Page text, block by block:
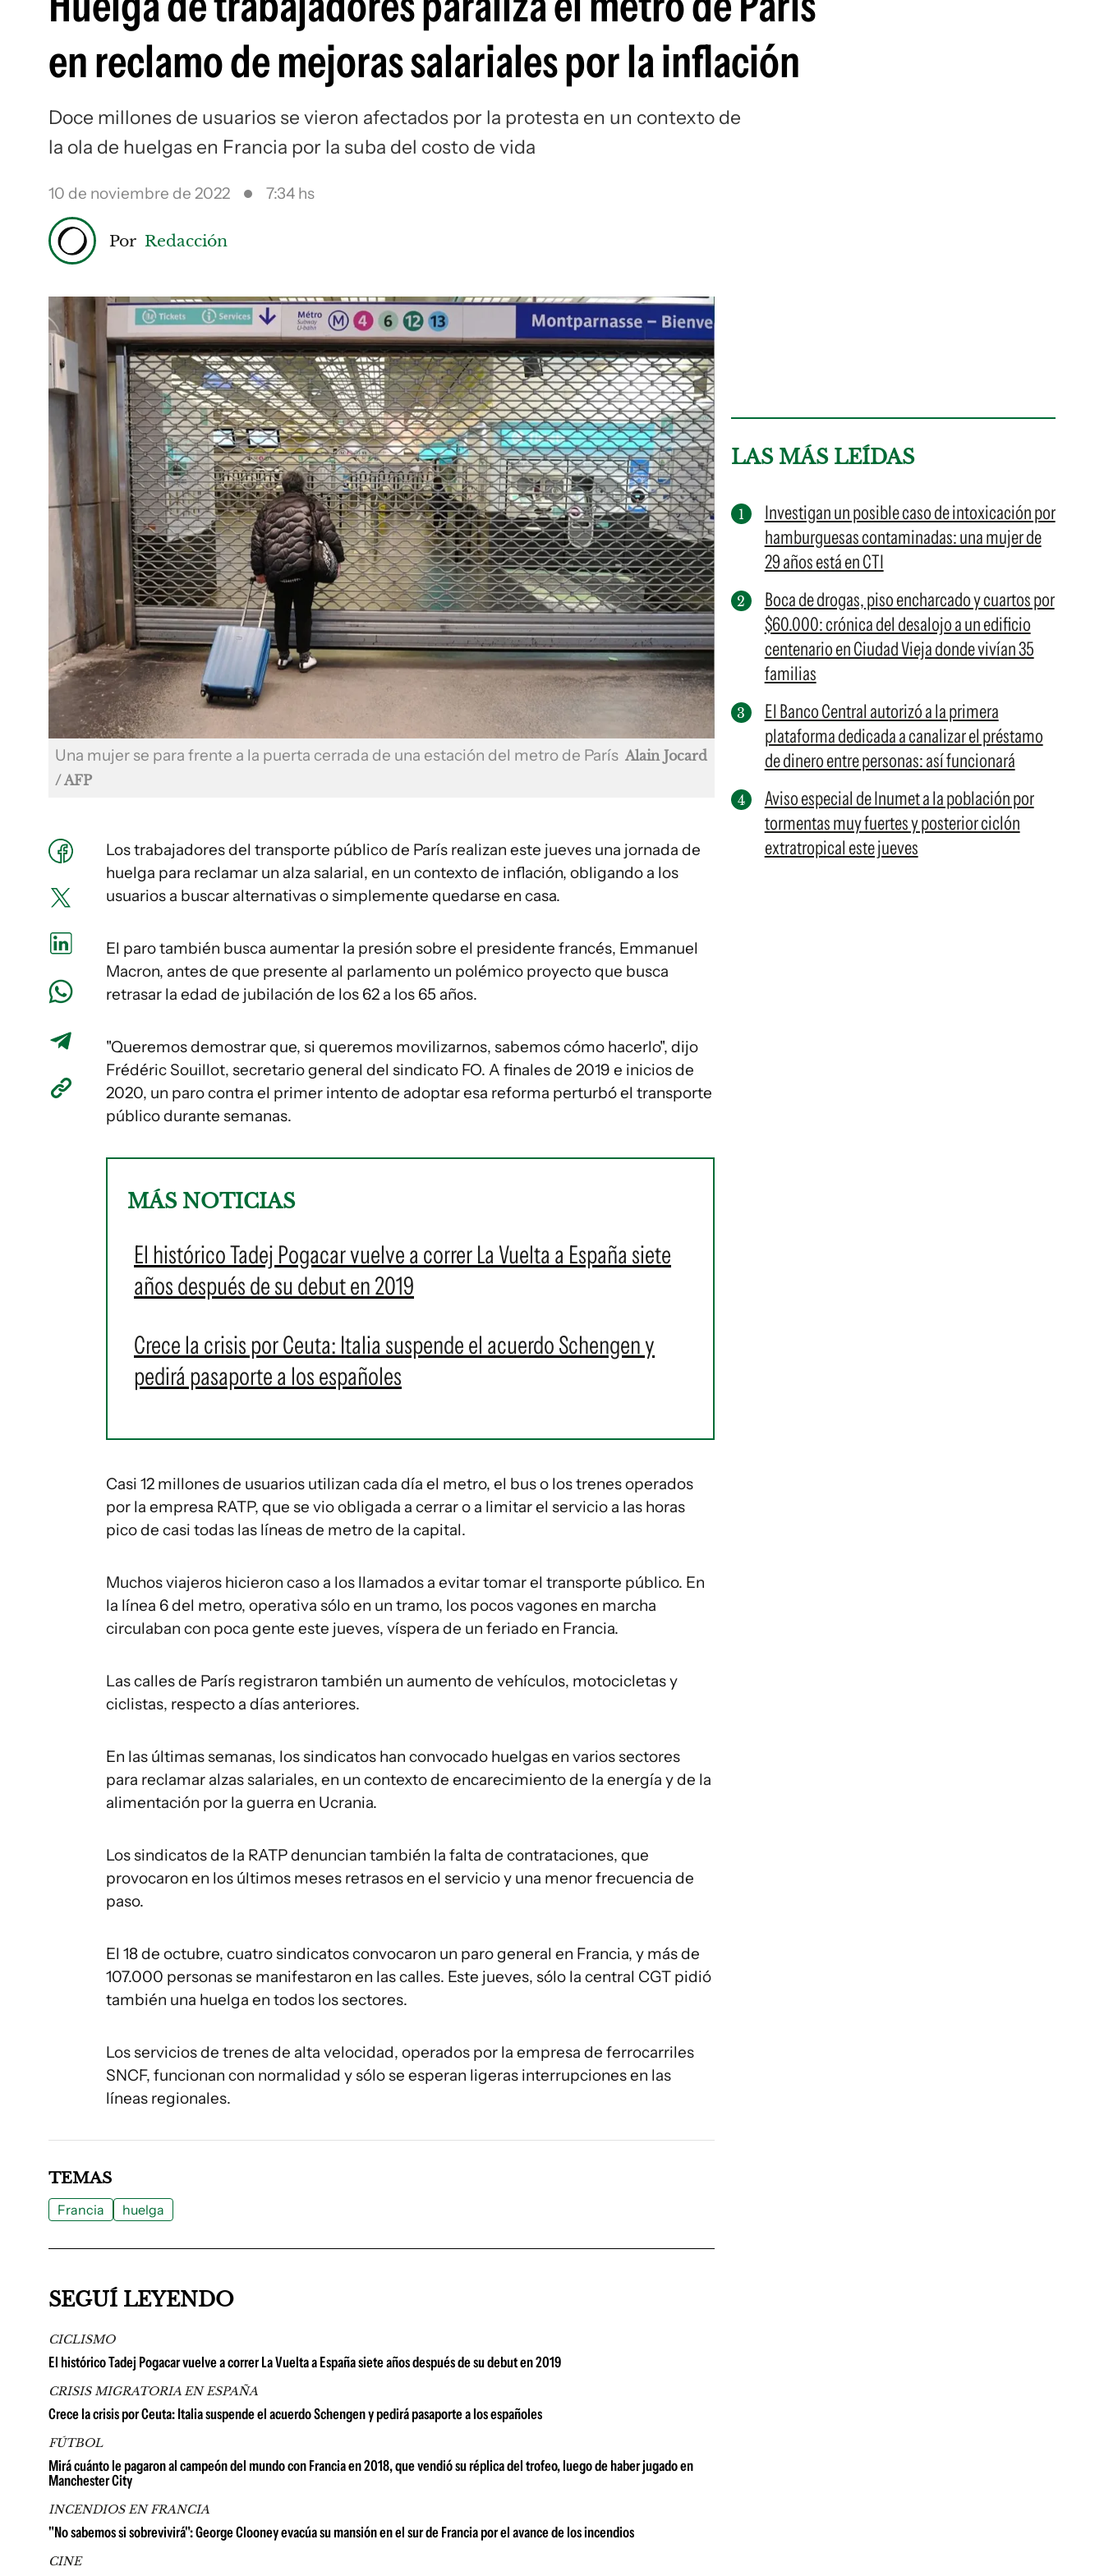
en reclamo de mejoras salariales por la inflación
Doce millones de usuarios se vieron afectados por la protesta en un contexto de
la ola de huelgas en Francia por la suba del costo de vida
10 de noviembre de 2022 7:34 hs
Por Redacción
Una mujer se para frente a la puerta cerrada de una estación del metro de París Alain Jocard
/ AFP
Los trabajadores del transporte público de París realizan este jueves una jornada de
huelga para reclamar un alza salarial, en un contexto de inflación, obligando a los
usuarios a buscar alternativas o simplemente quedarse en casa.
El paro también busca aumentar la presión sobre el presidente francés, Emmanuel
Macron, antes de que presente al parlamento un polémico proyecto que busca
retrasar la edad de jubilación de los 62 a los 65 años.
"Queremos demostrar que, si queremos movilizarnos, sabemos cómo hacerlo", dijo
Frédéric Souillot, secretario general del sindicato FO. A finales de 2019 e inicios de
2020, un paro contra el primer intento de adoptar esa reforma perturbó el transporte
público durante semanas.
MÁS NOTICIAS
El histórico Tadej Pogacar vuelve a correr La Vuelta a España siete
años después de su debut en 2019
Crece la crisis por Ceuta: Italia suspende el acuerdo Schengen y
pedirá pasaporte a los españoles
Casi 12 millones de usuarios utilizan cada día el metro, el bus o los trenes operados
por la empresa RATP, que se vio obligada a cerrar o a limitar el servicio a las horas
pico de casi todas las líneas de metro de la capital.
Muchos viajeros hicieron caso a los llamados a evitar tomar el transporte público. En
la línea 6 del metro, operativa sólo en un tramo, los pocos vagones en marcha
circulaban con poca gente este jueves, víspera de un feriado en Francia.
Las calles de París registraron también un aumento de vehículos, motocicletas y
ciclistas, respecto a días anteriores.
En las últimas semanas, los sindicatos han convocado huelgas en varios sectores
para reclamar alzas salariales, en un contexto de encarecimiento de la energía y de la
alimentación por la guerra en Ucrania.
Los sindicatos de la RATP denuncian también la falta de contrataciones, que
provocaron en los últimos meses retrasos en el servicio y una menor frecuencia de
paso.
El 18 de octubre, cuatro sindicatos convocaron un paro general en Francia, y más de
107.000 personas se manifestaron en las calles. Este jueves, sólo la central CGT pidió
también una huelga en todos los sectores.
Los servicios de trenes de alta velocidad, operados por la empresa de ferrocarriles
SNCF, funcionan con normalidad y sólo se esperan ligeras interrupciones en las
líneas regionales.
LAS MÁS LEÍDAS
Investigan un posible caso de intoxicación por
hamburguesas contaminadas: una mujer de
29 años está en CTI
Boca de drogas, piso encharcado y cuartos por
$60.000: crónica del desalojo a un edificio
centenario en Ciudad Vieja donde vivían 35
familias
El Banco Central autorizó a la primera
plataforma dedicada a canalizar el préstamo
de dinero entre personas: así funcionará
Aviso especial de Inumet a la población por
tormentas muy fuertes y posterior ciclón
extratropical este jueves
TEMAS
Francia huelga
SEGUÍ LEYENDO
CICLISMO
El histórico Tadej Pogacar vuelve a correr La Vuelta a España siete años después de su debut en 2019
CRISIS MIGRATORIA EN ESPAÑA
Crece la crisis por Ceuta: Italia suspende el acuerdo Schengen y pedirá pasaporte a los españoles
FÚTBOL
Mirá cuánto le pagaron al campeón del mundo con Francia en 2018, que vendió su réplica del trofeo, luego de haber jugado en
Manchester City
INCENDIOS EN FRANCIA
"No sabemos si sobrevivirá": George Clooney evacúa su mansión en el sur de Francia por el avance de los incendios
CINE